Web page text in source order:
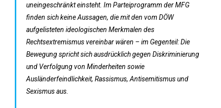
uneingeschränkt einsteht. Im Parteiprogramm der MFG
finden sich keine Aussagen, die mit den vom DÖW
aufgelisteten ideologischen Merkmalen des
Rechtsextremismus vereinbar wären – im Gegenteil: Die
Bewegung spricht sich ausdrücklich gegen Diskriminierung
und Verfolgung von Minderheiten sowie
Ausländerfeindlichkeit, Rassismus, Antisemitismus und
Sexismus aus.